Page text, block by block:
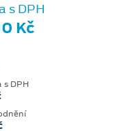
s DPH
Kč
s DPH